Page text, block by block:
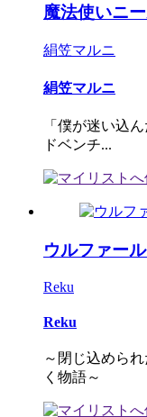
魔法使いニ
絹笠マルニ
絹笠マルニ
「僕が迷い込
ドベンチ...
ウルファー
Reku
Reku
～閉じ込めら
く物語～